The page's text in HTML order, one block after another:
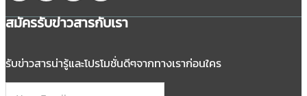
สมัครรับข่าวสารกับเรา
รับข่าวสารน่ารู้และโปรโมชั่นดีๆจากทางเราก่อนใคร